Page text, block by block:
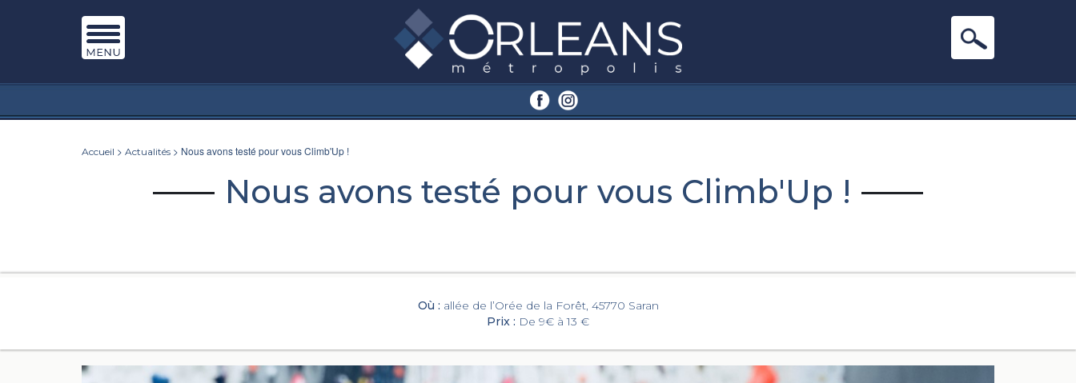
Accueil > Actualités > Nous avons testé pour vous Climb'Up !
Nous avons testé pour vous Climb'Up !
Où : allée de l’Orée de la Forêt, 45770 Saran
Prix : De 9€ à 13 €